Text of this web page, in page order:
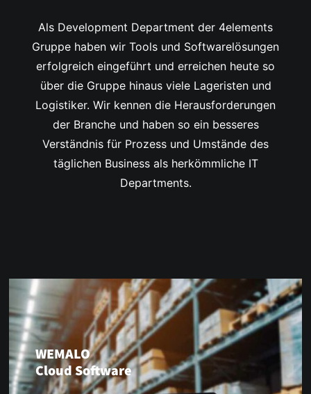
Als Development Department der 4elements
Gruppe haben wir Tools und Softwarelösungen
erfolgreich eingeführt und erreichen heute so
über die Gruppe hinaus viele Lageristen und
Logistiker. Wir kennen die Herausforderungen
der Branche und haben so ein besseres
Verständnis für Prozess und Umstände des
täglichen Business als herkömmliche IT
Departments.
WEMALO
Cloud Software